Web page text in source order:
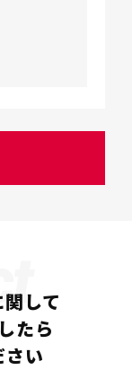
して
たら
い